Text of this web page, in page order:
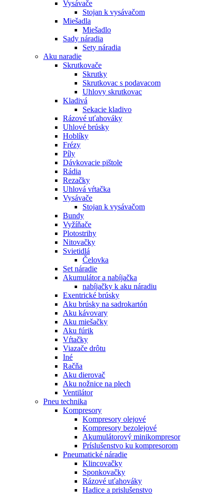
Vysávače
Stojan k vysávačom
Miešadla
Miešadlo
Sady náradia
Sety náradia
Aku naradie
Skrutkovače
Skrutky
Skrutkovac s podavacom
Uhlovy skrutkovac
Kladivá
Sekacie kladivo
Rázové uťahováky
Uhlové brúsky
Hoblíky
Frézy
Píly
Dávkovacie pištole
Rádia
Rezačky
Uhlová vŕtačka
Vysávače
Stojan k vysávačom
Bundy
Vyžíňače
Plotostrihy
Nitovačky
Svietidlá
Čelovka
Set náradie
Akumulátor a nabíjačka
nabíjačky k aku náradiu
Exentrické brúsky
Aku brúsky na sadrokartón
Aku kávovary
Aku miešačky
Aku fúrik
Vŕtačky
Viazače drôtu
Iné
Račňa
Aku dierovač
Aku nožnice na plech
Ventilátor
Pneu technika
Kompresory
Kompresory olejové
Kompresory bezolejové
Akumulátorový minikompresor
Príslušenstvo ku kompresorom
Pneumatické náradie
Klincovačky
Sponkovačky
Rázové uťahováky
Hadice a prislušenstvo